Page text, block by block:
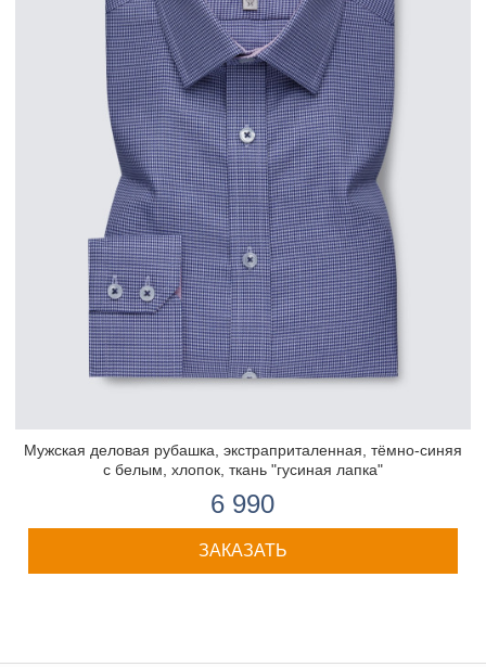
Мужская деловая рубашка, экстраприталенная, тёмно-синяя
с белым, хлопок, ткань "гусиная лапка"
6 990
ЗАКАЗАТЬ